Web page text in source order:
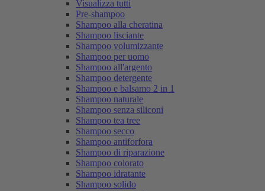
Visualizza tutti
Pre-shampoo
Shampoo alla cheratina
Shampoo lisciante
Shampoo volumizzante
Shampoo per uomo
Shampoo all'argento
Shampoo detergente
Shampoo e balsamo 2 in 1
Shampoo naturale
Shampoo senza siliconi
Shampoo tea tree
Shampoo secco
Shampoo antiforfora
Shampoo di riparazione
Shampoo colorato
Shampoo idratante
Shampoo solido